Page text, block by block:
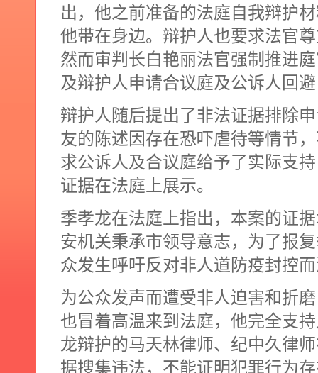
出，他之前准备的法庭自我辩护
他带在身边。辩护人也要求法官
然而审判长白艳丽法官强制推进
及辩护人申请合议庭及公诉人回
辩护人随后提出了非法证据排除
友的陈述因存在恐吓虐待等情节
求公诉人及合议庭给予了实际支
证据在法庭上展示。
季孝龙在法庭上指出，本案的证
安机关秉承市领导意志，为了报
众发生呼吁反对非人道防疫封控
为公众发声而遭受非人迫害和折
也冒着高温来到法庭，他完全支
龙辩护的马天林律师、纪中久律
据搜集违法，不能证明犯罪行为